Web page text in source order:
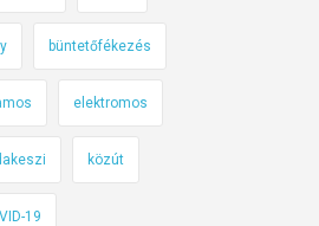
büntetőfékezés
elektromos
közút
19